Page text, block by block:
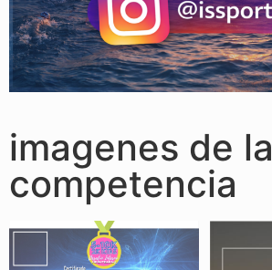
imagenes de la
competencia